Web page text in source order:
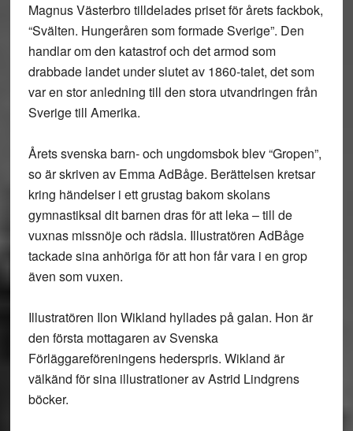
Magnus Västerbro tilldelades priset för årets fackbok,
“Svälten. Hungeråren som formade Sverige”. Den
handlar om den katastrof och det armod som
drabbade landet under slutet av 1860-talet, det som
var en stor anledning till den stora utvandringen från
Sverige till Amerika.
Årets svenska barn- och ungdomsbok blev “Gropen”,
so är skriven av Emma AdBåge. Berättelsen kretsar
kring händelser i ett grustag bakom skolans
gymnastiksal dit barnen dras för att leka – till de
vuxnas missnöje och rädsla. Illustratören AdBåge
tackade sina anhöriga för att hon får vara i en grop
även som vuxen.
Illustratören Ilon Wikland hyllades på galan. Hon är
den första mottagaren av Svenska
Förläggareföreningens hederspris. Wikland är
välkänd för sina illustrationer av Astrid Lindgrens
böcker.